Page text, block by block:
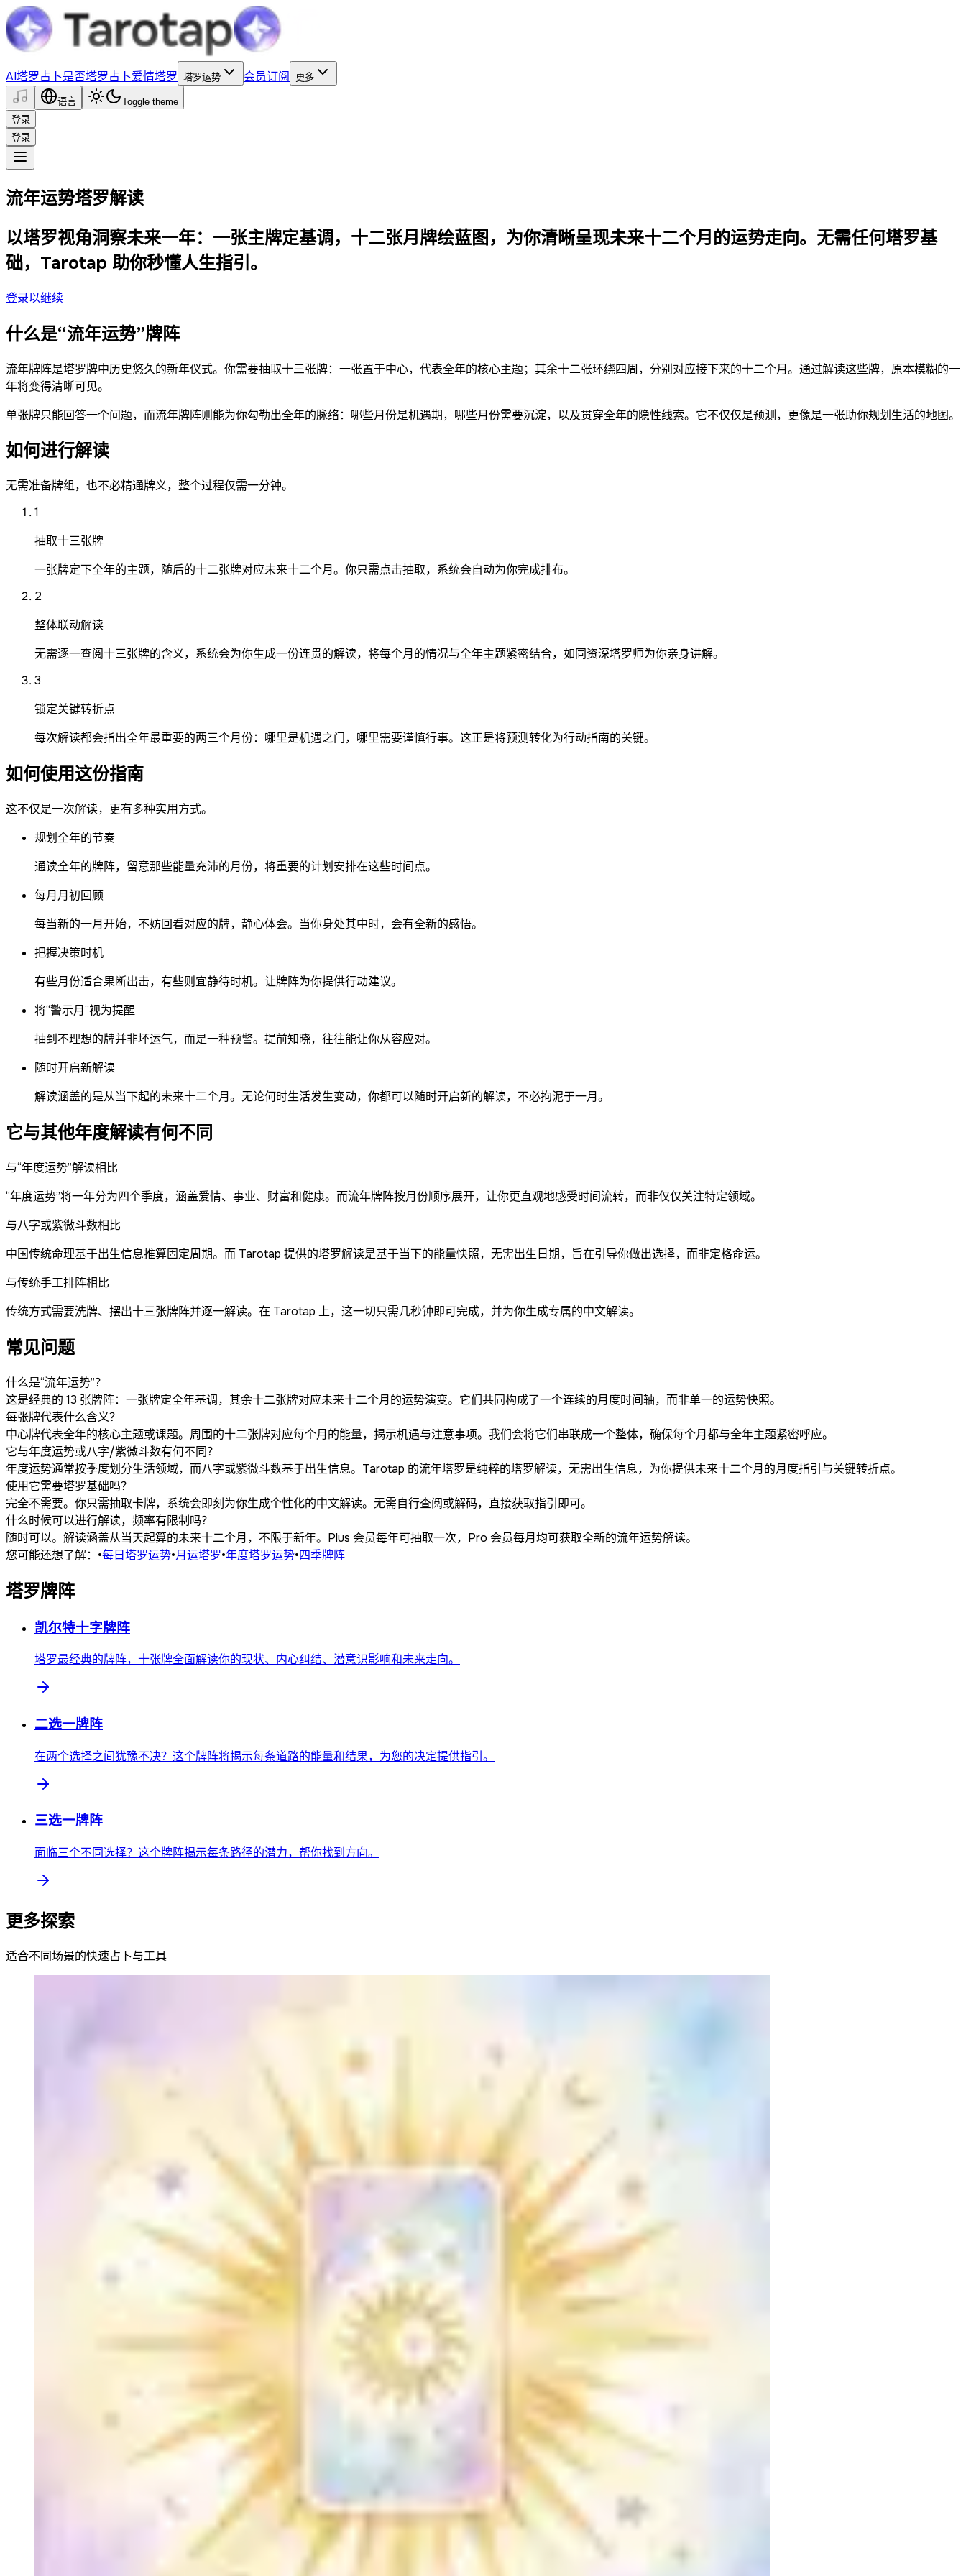
AI塔罗占卜是否塔罗占卜爱情塔罗 塔罗运势 会员订阅 更多
语言
Toggle theme
登录
登录
流年运势塔罗解读
以塔罗视角洞察未来一年：一张主牌定基调，十二张月牌绘蓝图，为你清晰呈现未来十二个月的运势走向。无需任何塔罗基
础，Tarotap 助你秒懂人生指引。
登录以继续
什么是“流年运势”牌阵
流年牌阵是塔罗牌中历史悠久的新年仪式。你需要抽取十三张牌：一张置于中心，代表全年的核心主题；其余十二张环绕四周，分别对应接下来的十二个月。通过解读这些牌，原本模糊的一
年将变得清晰可见。
单张牌只能回答一个问题，而流年牌阵则能为你勾勒出全年的脉络：哪些月份是机遇期，哪些月份需要沉淀，以及贯穿全年的隐性线索。它不仅仅是预测，更像是一张助你规划生活的地图。
如何进行解读
无需准备牌组，也不必精通牌义，整个过程仅需一分钟。
1
抽取十三张牌
一张牌定下全年的主题，随后的十二张牌对应未来十二个月。你只需点击抽取，系统会自动为你完成排布。
2
整体联动解读
无需逐一查阅十三张牌的含义，系统会为你生成一份连贯的解读，将每个月的情况与全年主题紧密结合，如同资深塔罗师为你亲身讲解。
3
锁定关键转折点
每次解读都会指出全年最重要的两三个月份：哪里是机遇之门，哪里需要谨慎行事。这正是将预测转化为行动指南的关键。
如何使用这份指南
这不仅是一次解读，更有多种实用方式。
规划全年的节奏
通读全年的牌阵，留意那些能量充沛的月份，将重要的计划安排在这些时间点。
每月月初回顾
每当新的一月开始，不妨回看对应的牌，静心体会。当你身处其中时，会有全新的感悟。
把握决策时机
有些月份适合果断出击，有些则宜静待时机。让牌阵为你提供行动建议。
将“警示月”视为提醒
抽到不理想的牌并非坏运气，而是一种预警。提前知晓，往往能让你从容应对。
随时开启新解读
解读涵盖的是从当下起的未来十二个月。无论何时生活发生变动，你都可以随时开启新的解读，不必拘泥于一月。
它与其他年度解读有何不同
与“年度运势”解读相比
“年度运势”将一年分为四个季度，涵盖爱情、事业、财富和健康。而流年牌阵按月份顺序展开，让你更直观地感受时间流转，而非仅仅关注特定领域。
与八字或紫微斗数相比
中国传统命理基于出生信息推算固定周期。而 Tarotap 提供的塔罗解读是基于当下的能量快照，无需出生日期，旨在引导你做出选择，而非定格命运。
与传统手工排阵相比
传统方式需要洗牌、摆出十三张牌阵并逐一解读。在 Tarotap 上，这一切只需几秒钟即可完成，并为你生成专属的中文解读。
常见问题
什么是“流年运势”？
这是经典的 13 张牌阵：一张牌定全年基调，其余十二张牌对应未来十二个月的运势演变。它们共同构成了一个连续的月度时间轴，而非单一的运势快照。
每张牌代表什么含义？
中心牌代表全年的核心主题或课题。周围的十二张牌对应每个月的能量，揭示机遇与注意事项。我们会将它们串联成一个整体，确保每个月都与全年主题紧密呼应。
它与年度运势或八字/紫微斗数有何不同？
年度运势通常按季度划分生活领域，而八字或紫微斗数基于出生信息。Tarotap 的流年塔罗是纯粹的塔罗解读，无需出生信息，为你提供未来十二个月的月度指引与关键转折点。
使用它需要塔罗基础吗？
完全不需要。你只需抽取卡牌，系统会即刻为你生成个性化的中文解读。无需自行查阅或解码，直接获取指引即可。
什么时候可以进行解读，频率有限制吗？
随时可以。解读涵盖从当天起算的未来十二个月，不限于新年。Plus 会员每年可抽取一次，Pro 会员每月均可获取全新的流年运势解读。
您可能还想了解： •每日塔罗运势•月运塔罗•年度塔罗运势•四季牌阵
塔罗牌阵
凯尔特十字牌阵
塔罗最经典的牌阵，十张牌全面解读你的现状、内心纠结、潜意识影响和未来走向。
二选一牌阵
在两个选择之间犹豫不决？这个牌阵将揭示每条道路的能量和结果，为您的决定提供指引。
三选一牌阵
面临三个不同选择？这个牌阵揭示每条路径的潜力，帮你找到方向。
更多探索
适合不同场景的快速占卜与工具